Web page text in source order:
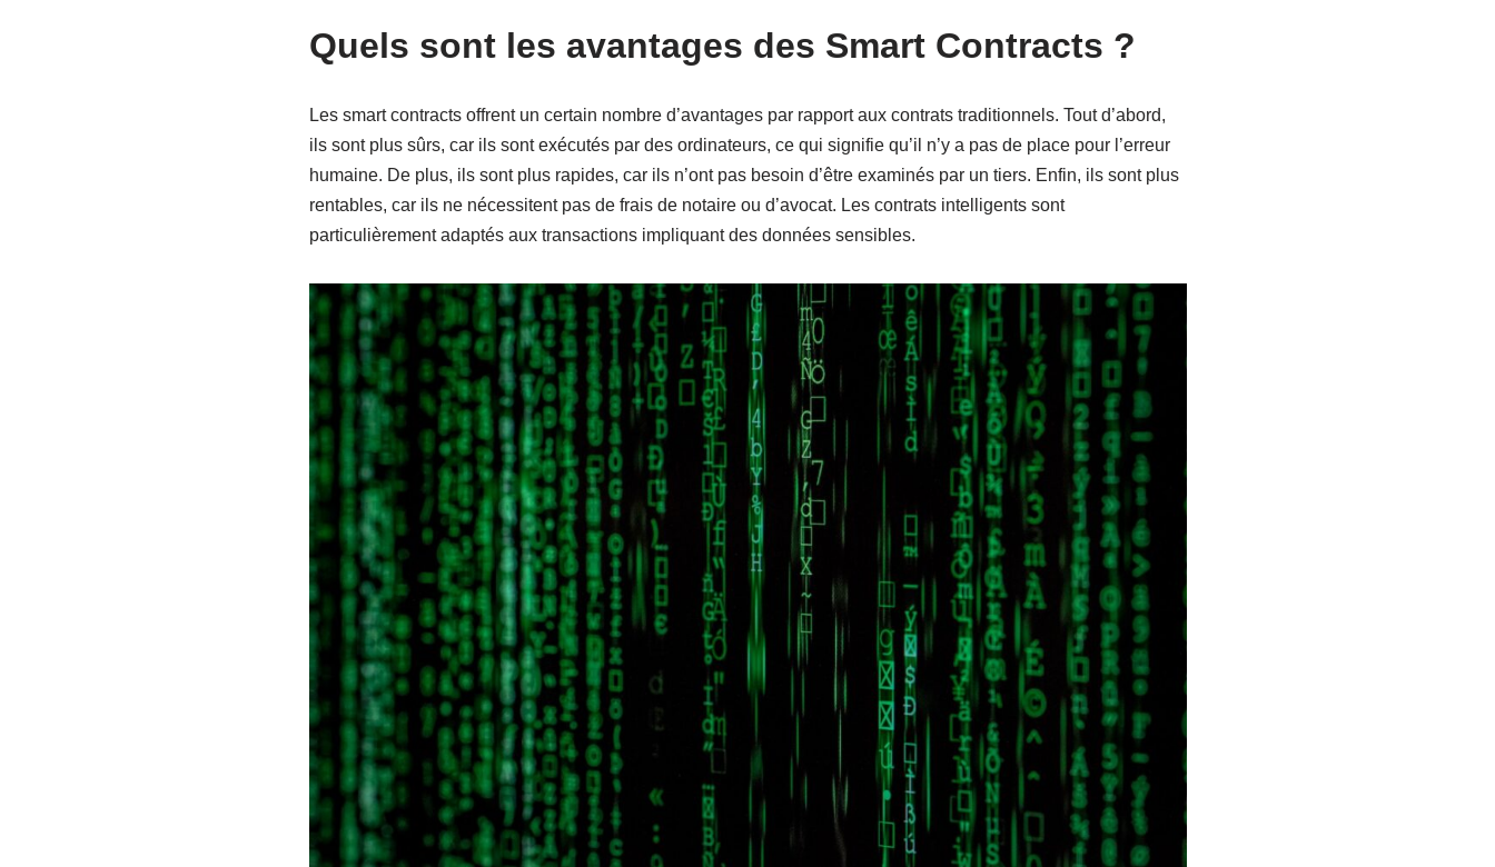
Quels sont les avantages des Smart Contracts ?
Les smart contracts offrent un certain nombre d’avantages par rapport aux contrats traditionnels. Tout d’abord,
ils sont plus sûrs, car ils sont exécutés par des ordinateurs, ce qui signifie qu’il n’y a pas de place pour l’erreur
humaine. De plus, ils sont plus rapides, car ils n’ont pas besoin d’être examinés par un tiers. Enfin, ils sont plus
rentables, car ils ne nécessitent pas de frais de notaire ou d’avocat. Les contrats intelligents sont
particulièrement adaptés aux transactions impliquant des données sensibles.